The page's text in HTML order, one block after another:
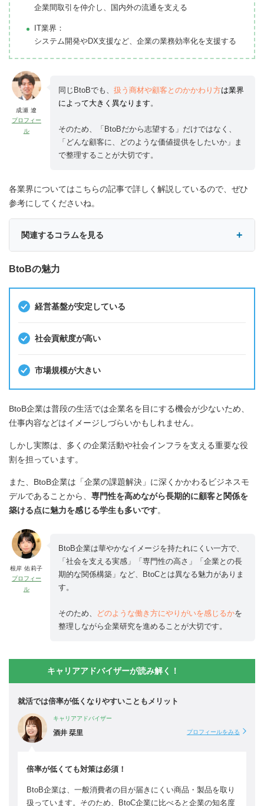
企業間取引を仲介し、国内外の流通を支える
IT業界：
システム開発やDX支援など、企業の業務効率化を支援する
成瀬 遼
プロフィー
ル
同じBtoBでも、 扱う商材や顧客とのかかわり方は業界
によって大きく異なります。
そのため、「BtoBだから志望する」だけではなく、
「どんな顧客に、どのような価値提供をしたいか」ま
で整理することが大切です。
各業界についてはこちらの記事で詳しく解説しているので、ぜひ
参考にしてくださいね。
関連するコラムを見る
BtoBの魅力
経営基盤が安定している
社会貢献度が高い
市場規模が大きい
BtoB企業は普段の生活では企業名を目にする機会が少ないため、
仕事内容などはイメージしづらいかもしれません。
しかし実際は、多くの企業活動や社会インフラを支える重要な役
割を担っています。
また、BtoB企業は「企業の課題解決」に深くかかわるビジネスモ
デルであることから、 専門性を高めながら長期的に顧客と関係を
築ける点に魅力を感じる学生も多いです。
根岸 佑莉子
プロフィー
ル
BtoB企業は華やかなイメージを持たれにくい一方で、
「社会を支える実感」「専門性の高さ」「企業との長
期的な関係構築」など、BtoCとは異なる魅力がありま
す。
そのため、 どのような働き方にやりがいを感じるかを
整理しながら企業研究を進めることが大切です。
キャリアアドバイザーが読み解く！
就活では倍率が低くなりやすいこともメリット
キャリアアドバイザー
酒井 栞里 プロフィールをみる
倍率が低くても対策は必須！
BtoB企業は、一般消費者の目が届きにくい商品・製品を取り
扱っています。そのため、BtoC企業に比べると企業の知名度